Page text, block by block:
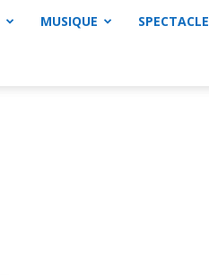
MUSIQUE SPECTACLE